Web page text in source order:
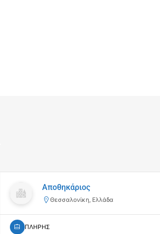
Αποθηκάριος
Θεσσαλονίκη, Ελλάδα
ΠΛΗΡΗΣ